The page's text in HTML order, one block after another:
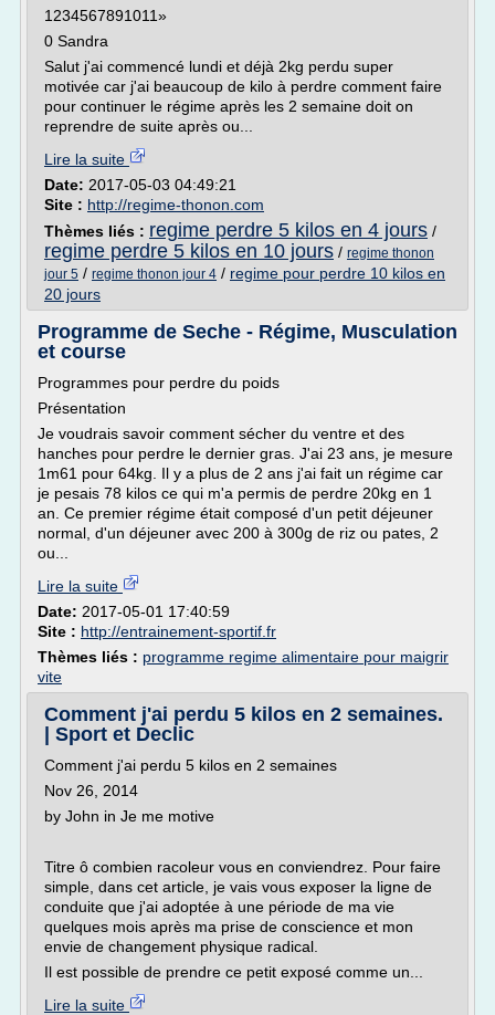
1234567891011»
0 Sandra
Salut j'ai commencé lundi et déjà 2kg perdu super
motivée car j'ai beaucoup de kilo à perdre comment faire
pour continuer le régime après les 2 semaine doit on
reprendre de suite après ou...
Lire la suite
Date: 2017-05-03 04:49:21
Site : http://regime-thonon.com
Thèmes liés : regime perdre 5 kilos en 4 jours /
regime perdre 5 kilos en 10 jours / regime thonon
jour 5 / regime thonon jour 4 / regime pour perdre 10 kilos en
20 jours
Programme de Seche - Régime, Musculation
et course
Programmes pour perdre du poids
Présentation
Je voudrais savoir comment sécher du ventre et des
hanches pour perdre le dernier gras. J'ai 23 ans, je mesure
1m61 pour 64kg. Il y a plus de 2 ans j'ai fait un régime car
je pesais 78 kilos ce qui m'a permis de perdre 20kg en 1
an. Ce premier régime était composé d'un petit déjeuner
normal, d'un déjeuner avec 200 à 300g de riz ou pates, 2
ou...
Lire la suite
Date: 2017-05-01 17:40:59
Site : http://entrainement-sportif.fr
Thèmes liés : programme regime alimentaire pour maigrir
vite
Comment j'ai perdu 5 kilos en 2 semaines.
| Sport et Declic
Comment j'ai perdu 5 kilos en 2 semaines
Nov 26, 2014
by John in Je me motive
Titre ô combien racoleur vous en conviendrez. Pour faire
simple, dans cet article, je vais vous exposer la ligne de
conduite que j'ai adoptée à une période de ma vie
quelques mois après ma prise de conscience et mon
envie de changement physique radical.
Il est possible de prendre ce petit exposé comme un...
Lire la suite